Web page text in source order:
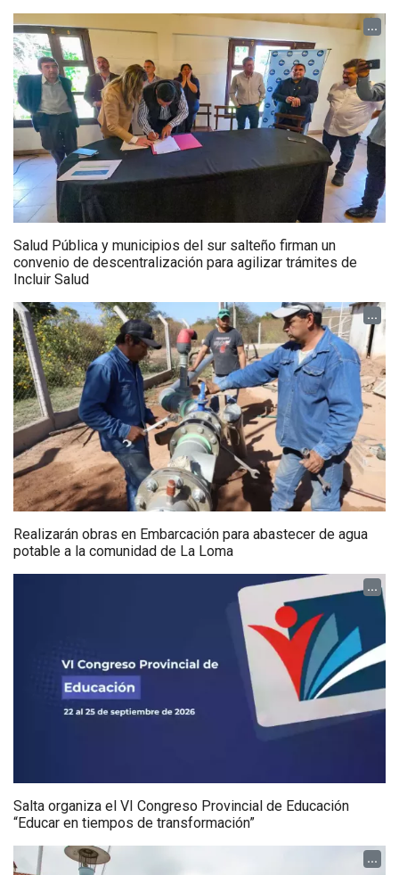
...
Salud Pública y municipios del sur salteño firman un
convenio de descentralización para agilizar trámites de
Incluir Salud
...
Realizarán obras en Embarcación para abastecer de agua
potable a la comunidad de La Loma
...
Salta organiza el VI Congreso Provincial de Educación
“Educar en tiempos de transformación”
...